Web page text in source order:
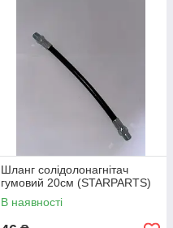
Шланг солідолонагнітач
гумовий 20см (STARPARTS)
В наявності